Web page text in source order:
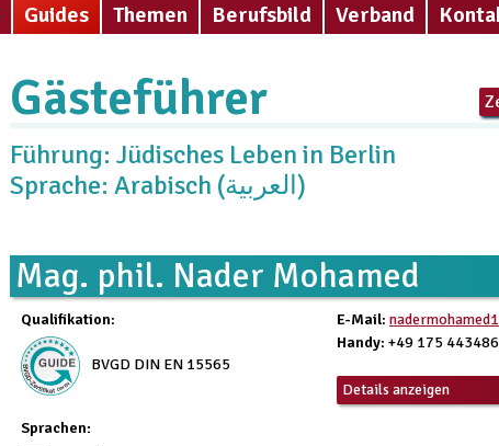
Guides Themen Berufsbild Verband
Gästeführer
Führung: Jüdisches Leben in Berlin
Sprache: Arabisch (العربية)
Mag. phil. Nader Mohamed
Qualifikation:
BVGD DIN EN 15565
Sprachen:
E-Mail:
Handy: +49 175
Details anzeigen